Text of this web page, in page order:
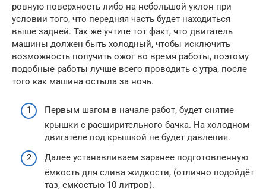
ровную поверхность либо на небольшой уклон при
условии того, что передняя часть будет находиться
выше задней. Так же учтите тот факт, что двигатель
машины должен быть холодный, чтобы исключить
возможность получить ожог во время работы, поэтому
подобные работы лучше всего проводить с утра, после
того как машина остыла за ночь.
Первым шагом в начале работ, будет снятие
крышки с расширительного бачка. На холодном
двигателе под крышкой не будет давления.
Далее устанавливаем заранее подготовленную
ёмкость для слива жидкости, (отлично подойдёт
таз, емкостью 10 литров).